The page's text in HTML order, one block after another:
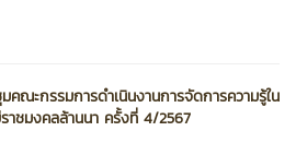
มคณะกรรมการดำเนินงานการจัดการความรู้ใน
าชมงคลล้านนา ครั้งที่ 4/2567